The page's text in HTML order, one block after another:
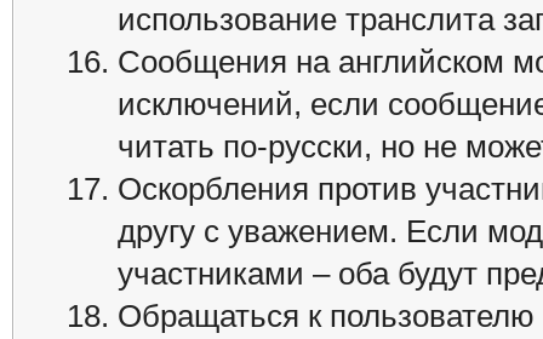
использование транслита
Сообщения на английском
исключений, если
читать по-русски, но не
Оскорбления против
другу с уважением. Если
участниками – оба будут
Обращаться к пользователю